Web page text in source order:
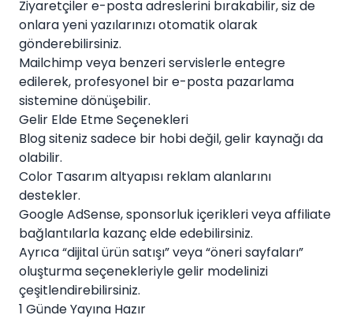
Ziyaretçiler e-posta adreslerini bırakabilir, siz de
onlara yeni yazılarınızı otomatik olarak
gönderebilirsiniz.
Mailchimp veya benzeri servislerle entegre
edilerek, profesyonel bir e-posta pazarlama
sistemine dönüşebilir.
Gelir Elde Etme Seçenekleri
Blog siteniz sadece bir hobi değil, gelir kaynağı da
olabilir.
Color Tasarım altyapısı reklam alanlarını
destekler.
Google AdSense, sponsorluk içerikleri veya affiliate
bağlantılarla kazanç elde edebilirsiniz.
Ayrıca “dijital ürün satışı” veya “öneri sayfaları”
oluşturma seçenekleriyle gelir modelinizi
çeşitlendirebilirsiniz.
1 Günde Yayına Hazır